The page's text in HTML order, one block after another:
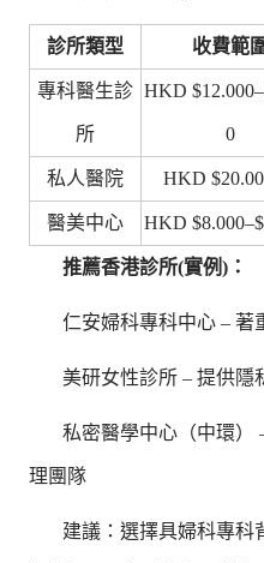
診所類型 收費範
專科醫生診
所
HKD
0
私人醫院 HKD
醫美中心 HKD
推薦香港診所(實例)：
仁安婦科專科中心 – 著
美研女性診所 – 提供隱
私密醫學中心（中環）
理團隊
建議：選擇具婦科專科